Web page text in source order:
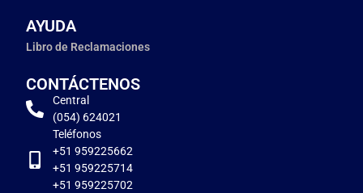
AYUDA
Libro de Reclamaciones
CONTÁCTENOS
Central
(054) 624021
Teléfonos
+51 959225662
+51 959225714
+51 959225702